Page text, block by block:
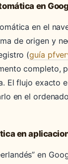
en
en el
de origen y
(guía
completo,
El flujo exacto
en el
en
en